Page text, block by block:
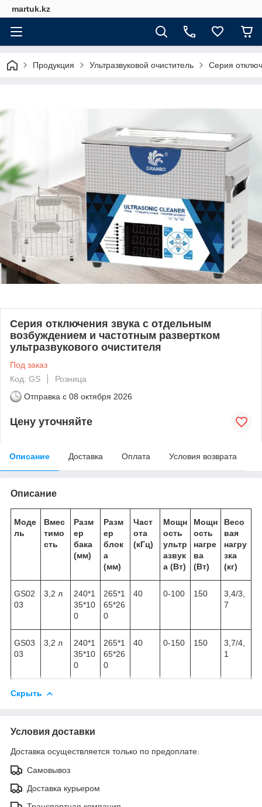
martuk.kz
Продукция Ультразвуковой очиститель Серия
Серия отключения звука с отдельным
возбуждением и частотным развертком
ультразвукового очистителя
Под заказ
Код: GS
Розница
Отправка с 08 октября 2026
Цену уточняйте
Описание Доставка Оплата Условия возврата
Описание
Моде
ль
Вмес
тимо
сть
Разм
ер
бака
(мм)
Разм
ер
блок
а
(мм)
Част
ота
(кГц)
Мощн
ость
ультр
азвук
а (Вт)
Мощн
ость
нагре
ва
(Вт)
Весо
вая
нагру
зка
(кг)
GS02
03
3,2 л
240*1
35*10
0
265*1
65*26
0
40 0-100 150
3,4/3,
7
GS03
03
3,2 л
240*1
35*10
0
265*1
65*26
0
40 0-150 150
3,7/4,
1
Скрыть
Условия доставки
Доставка осуществляется только по предоплате.
Самовывоз
Доставка курьером